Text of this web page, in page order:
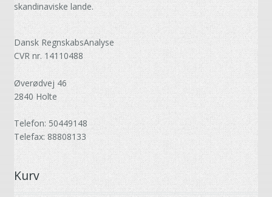
skandinaviske lande.
Dansk RegnskabsAnalyse
CVR nr. 14110488
Øverødvej 46
2840 Holte
Telefon: 50449148
Telefax: 88808133
Kurv